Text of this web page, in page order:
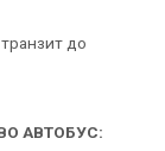
до
АВТОБУС: